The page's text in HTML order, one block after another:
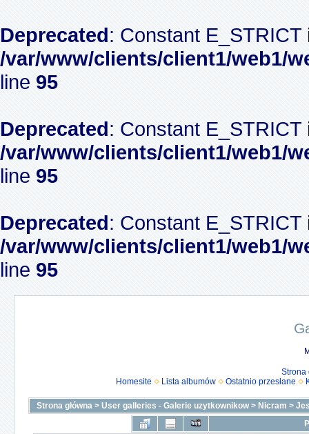
Deprecated: Constant
/var/www/clients/client1/web1/
line 95
Deprecated: Constant
/var/www/clients/client1/web1/
line 95
Deprecated: Constant
/var/www/clients/client1/web1/
line 95
Strona
Homesite
Lista albumów Ostatnio przesłane
Strona główna > User galleries - Galerie uzytkownikow> Nicram >